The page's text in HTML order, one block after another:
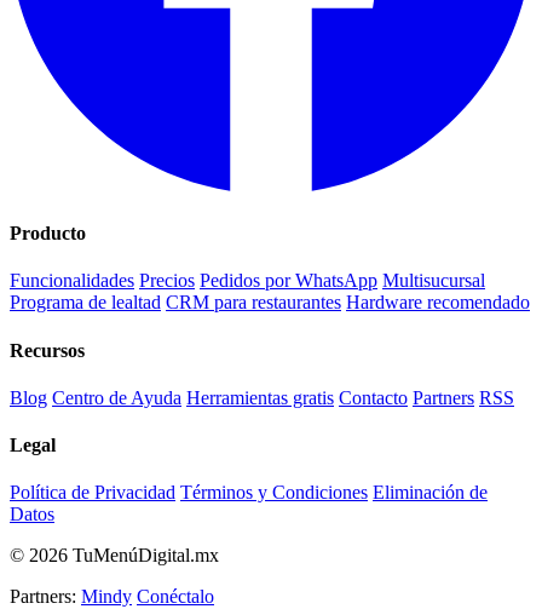
Producto
Funcionalidades Precios Pedidos por WhatsApp Multisucursal
Programa de lealtad CRM para restaurantes Hardware recomendado
Recursos
Blog Centro de Ayuda Herramientas gratis Contacto Partners RSS
Legal
Política de Privacidad Términos y Condiciones Eliminación de
Datos
© 2026 TuMenúDigital.mx
Partners: Mindy Conéctalo